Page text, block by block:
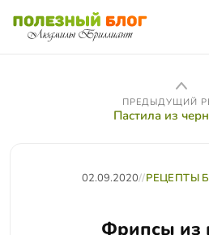
ПРЕДЫДУЩИЙ
Пастила из
02.09.2020//РЕЦЕПТЫ
Фрипсы из